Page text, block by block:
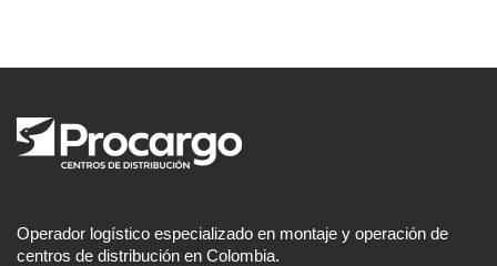
Operador logístico especializado en montaje y operación de
centros de distribución en Colombia.